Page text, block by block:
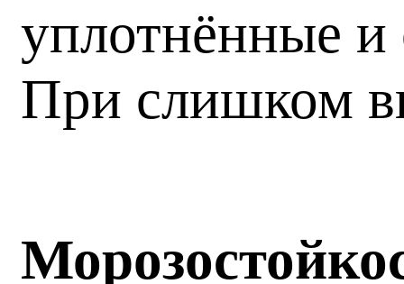
уплотнённые
При слишком